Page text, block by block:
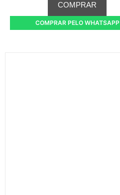
COMPRAR
COMPRAR PELO WHATSAPP